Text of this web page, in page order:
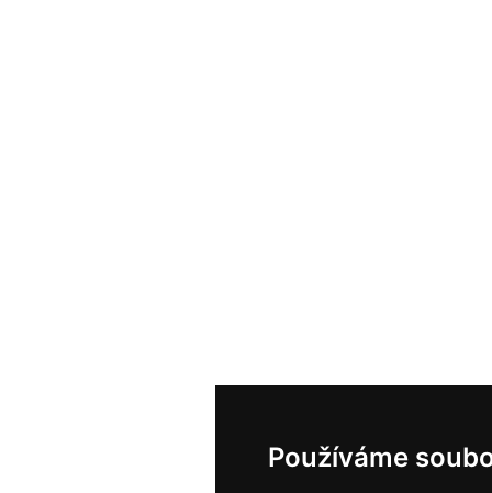
Používáme